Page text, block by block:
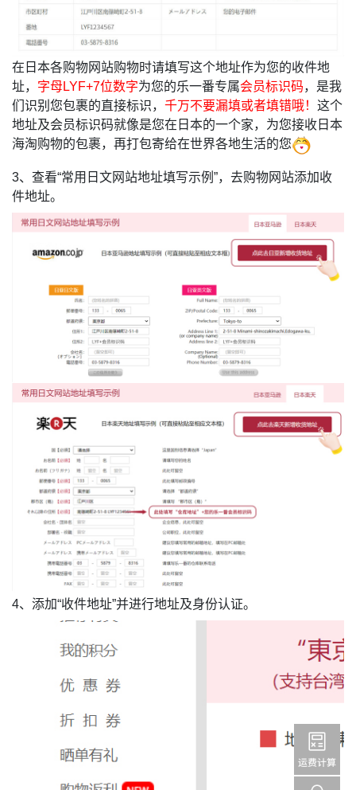
在日本各购物网站购物时请填写这个地址作为您的收件地
址， 字母LYF+7位数字为您的乐一番专属会员标识码，是我
们识别您包裹的直接标识， 千万不要漏填或者填错哦！ 这个
地址及会员标识码就像是您在日本的一个家，为您接收日本
海淘购物的包裹，再打包寄给在世界各地生活的您
3、查看“常用日文网站地址填写示例”，去购物网站添加收
件地址。
4、添加“收件地址”并进行地址及身份认证。